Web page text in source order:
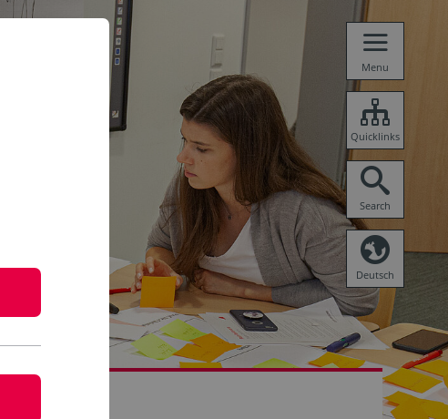
Menu
Quicklinks
Search
Deutsch